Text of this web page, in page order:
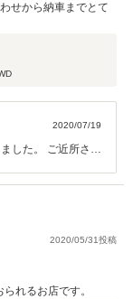
せから納車までとて
2020/07/19
2020/05/31投稿
れるお店です。